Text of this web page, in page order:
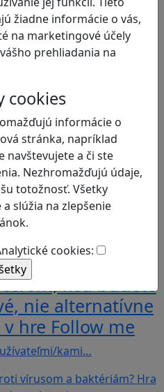
žiadne informácie o vás,
na marketingové účely
prehliadania na
cookies
informácie o
stránka, napríklad
navštevujete a či ste
Nezhromažďujú údaje,
totožnosť. Všetky
slúžia na zlepšenie
cookies:
Vráťte sa do
siahala až po
hra, ktorá ponúka…
keď budete
nie alternatívne
hre Follow me
kami…